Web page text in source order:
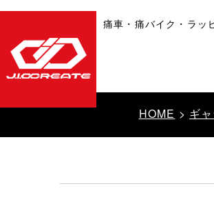
痛車・痛バイク・ラッ
HOME > ギ